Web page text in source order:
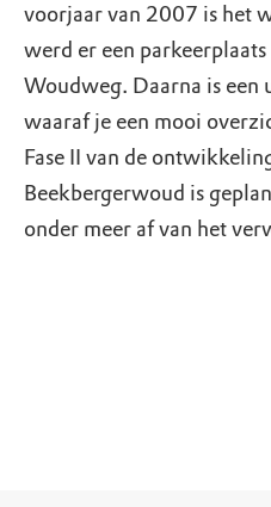
voorjaar van 2007 is het
werd er een
Woudweg. Daarna is
waaraf je een mooi
Fase II van de
Beekbergerwoud is
onder meer af van het